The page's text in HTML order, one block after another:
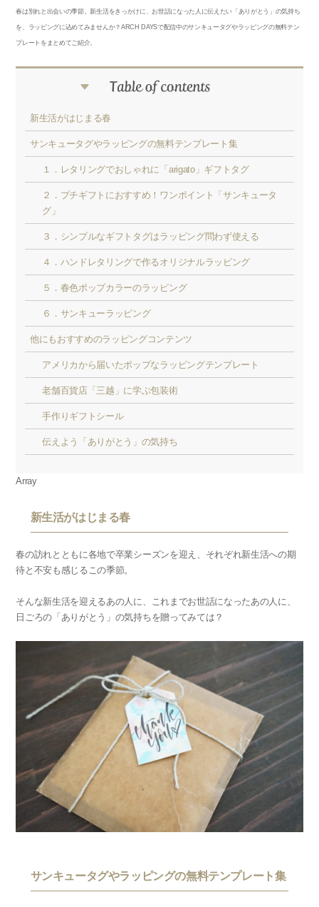
春は別れと出会いの季節。新生活をきっかけに、お世話になった人に伝えたい「ありがとう」の気持ち
を、ラッピングに込めてみませんか？ARCH DAYSで配信中のサンキュータグやラッピングの無料テン
プレートをまとめてご紹介。
新生活がはじまる春
サンキュータグやラッピングの無料テンプレート集
１．レタリングでおしゃれに「arigato」ギフトタグ
２．プチギフトにおすすめ！ワンポイント「サンキュータ
グ」
３．シンプルなギフトタグはラッピング問わず使える
４．ハンドレタリングで作るオリジナルラッピング
５．春色ポップカラーのラッピング
６．サンキューラッピング
他にもおすすめのラッピングコンテンツ
アメリカから届いたポップなラッピングテンプレート
老舗百貨店「三越」に学ぶ包装術
手作りギフトシール
伝えよう「ありがとう」の気持ち
Array
新生活がはじまる春
春の訪れとともに各地で卒業シーズンを迎え、それぞれ新生活への期
待と不安も感じるこの季節。
そんな新生活を迎えるあの人に、これまでお世話になったあの人に、
日ごろの「ありがとう」の気持ちを贈ってみては？
サンキュータグやラッピングの無料テンプレート集